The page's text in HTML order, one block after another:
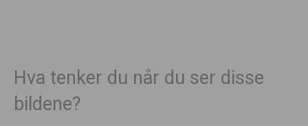
Hva tenker du når du ser disse
bildene?